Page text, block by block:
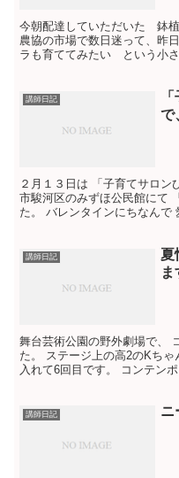
今朝配達していただいた 鉢植
農協の市場で数日迷って、昨
ラも育ててみたい という小さ
講師日記
で
２月１３日は 「子育てサロン
市駿河区のみずほ公民館にて
た。 バレンタインにちなんで
講師日記
夏
ま
舞台芸術公園の野外劇場で、
た。 ステージ上の高2のKち
入れて6回目です。 コンテン
講師日記 ニ